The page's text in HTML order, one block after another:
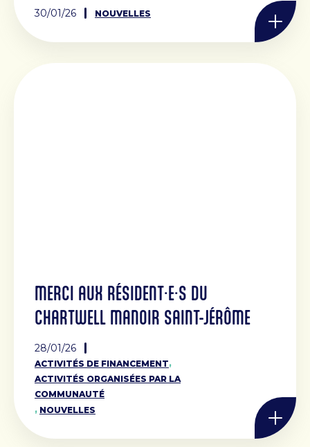
30/01/26 NOUVELLES
MERCI AUX RÉSIDENT·E·S DU
CHARTWELL MANOIR SAINT-JÉRÔME
28/01/26
ACTIVITÉS DE FINANCEMENT,
ACTIVITÉS ORGANISÉES PAR LA
COMMUNAUTÉ
, NOUVELLES